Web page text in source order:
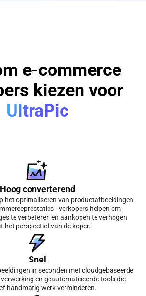
e-commerce
kiezen voor
UltraPic
Hoog converterend
het optimaliseren van productafbeeldingen
- verkopers helpen om
te verbeteren en aankopen te verhogen
het perspectief van de koper.
Snel
in seconden met cloudgebaseerde
en geautomatiseerde tools die
handmatig werk verminderen.